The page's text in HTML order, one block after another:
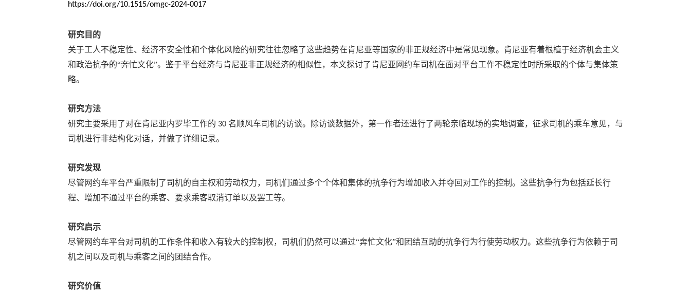
https://doi.org/10.1515/omgc-2024-0017
研究目的
关于工人不稳定性、经济不安全性和个体化风险的研究往往忽略了这些趋势在肯尼亚等国家的非正规经济中是常见现象。肯尼亚有着根植于经济机会主义
和政治抗争的“奔忙文化”。鉴于平台经济与肯尼亚非正规经济的相似性，本文探讨了肯尼亚网约车司机在面对平台工作不稳定性时所采取的个体与集体策
略。
研究方法
研究主要采用了对在肯尼亚内罗毕工作的 30 名顺风车司机的访谈。除访谈数据外，第一作者还进行了两轮亲临现场的实地调查，征求司机的乘车意见，与
司机进行非结构化对话，并做了详细记录。
研究发现
尽管网约车平台严重限制了司机的自主权和劳动权力，司机们通过多个个体和集体的抗争行为增加收入并夺回对工作的控制。这些抗争行为包括延长行
程、增加不通过平台的乘客、要求乘客取消订单以及罢工等。
研究启示
尽管网约车平台对司机的工作条件和收入有较大的控制权，司机们仍然可以通过“奔忙文化”和团结互助的抗争行为行使劳动权力。这些抗争行为依赖于司
机之间以及司机与乘客之间的团结合作。
研究价值